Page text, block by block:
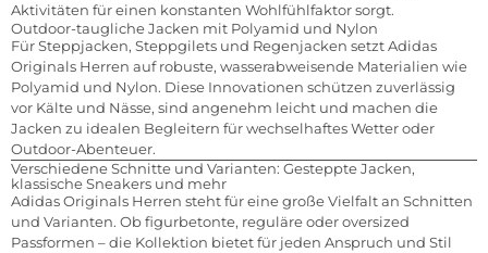
Aktivitäten für einen konstanten Wohlfühlfaktor sorgt.
Outdoor-taugliche Jacken mit Polyamid und Nylon
Für Steppjacken, Steppgilets und Regenjacken setzt Adidas
Originals Herren auf robuste, wasserabweisende Materialien wie
Polyamid und Nylon. Diese Innovationen schützen zuverlässig
vor Kälte und Nässe, sind angenehm leicht und machen die
Jacken zu idealen Begleitern für wechselhaftes Wetter oder
Outdoor-Abenteuer.
Verschiedene Schnitte und Varianten: Gesteppte Jacken,
klassische Sneakers und mehr
Adidas Originals Herren steht für eine große Vielfalt an Schnitten
und Varianten. Ob figurbetonte, reguläre oder oversized
Passformen – die Kollektion bietet für jeden Anspruch und Stil